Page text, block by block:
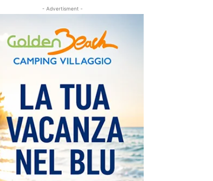
- Advertisment -